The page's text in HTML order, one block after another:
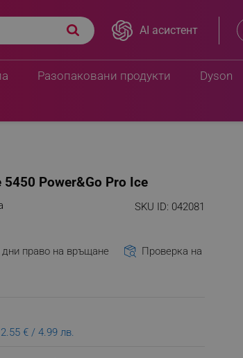
AI асистент
Разопаковани продукти Dyson
Power&Go Pro Ice
SKU ID: 042081
дни право на връщане
Проверка на
2.55 € / 4.99 лв.